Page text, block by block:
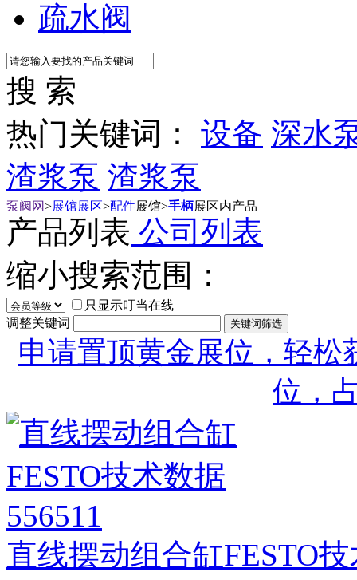
疏水阀
搜 索
热门关键词： 设备 深水
渣浆泵 渣浆泵
泵阀网>展馆展区>配件展馆>手柄展区内产品
产品列表 公司列表
缩小搜索范围：
只显示叮当在线
调整关键词
申请置顶黄金展位，轻松
位，
直线摆动组合缸FESTO